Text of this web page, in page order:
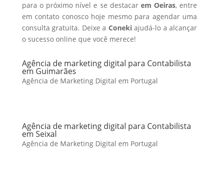
para o próximo nível e se destacar em Oeiras, entre
em contato conosco hoje mesmo para agendar uma
consulta gratuita. Deixe a Conekiajudá-lo a alcançar
o sucesso online que você merece!
Agência de marketing digital para Contabilista
em Guimarães
Agência de Marketing Digital em Portugal
Agência de marketing digital para Contabilista
em Seixal
Agência de Marketing Digital em Portugal